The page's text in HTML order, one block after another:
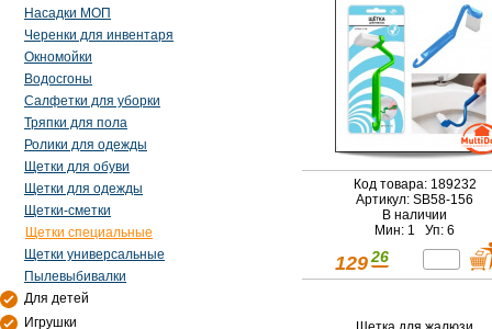
Насадки МОП
Черенки для инвентаря
Окномойки
Водосгоны
Салфетки для уборки
Тряпки для пола
Ролики для одежды
Щетки для обуви
Щетки для одежды
Щетки-сметки
Щетки специальные
Щетки универсальные
Пылевыбивалки
Для детей
Игрушки
Код товара: 189232
Артикул: SB58-156
В наличии
Мин: 1 Уп: 6
129 26